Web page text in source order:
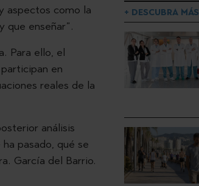
aspectos como la
que enseñar”.
Para ello, el
en
reales de la
análisis
pasado, qué se
García del Barrio.
+ DESCUBRA MÁS